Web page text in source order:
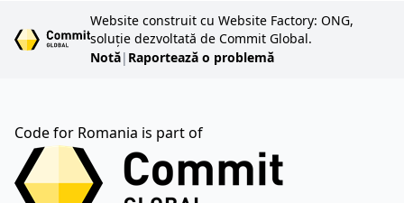
Website construit cu Website Factory: ONG,
soluție dezvoltată de Commit Global.
Notă| Raportează o problemă
Code for Romania is part of